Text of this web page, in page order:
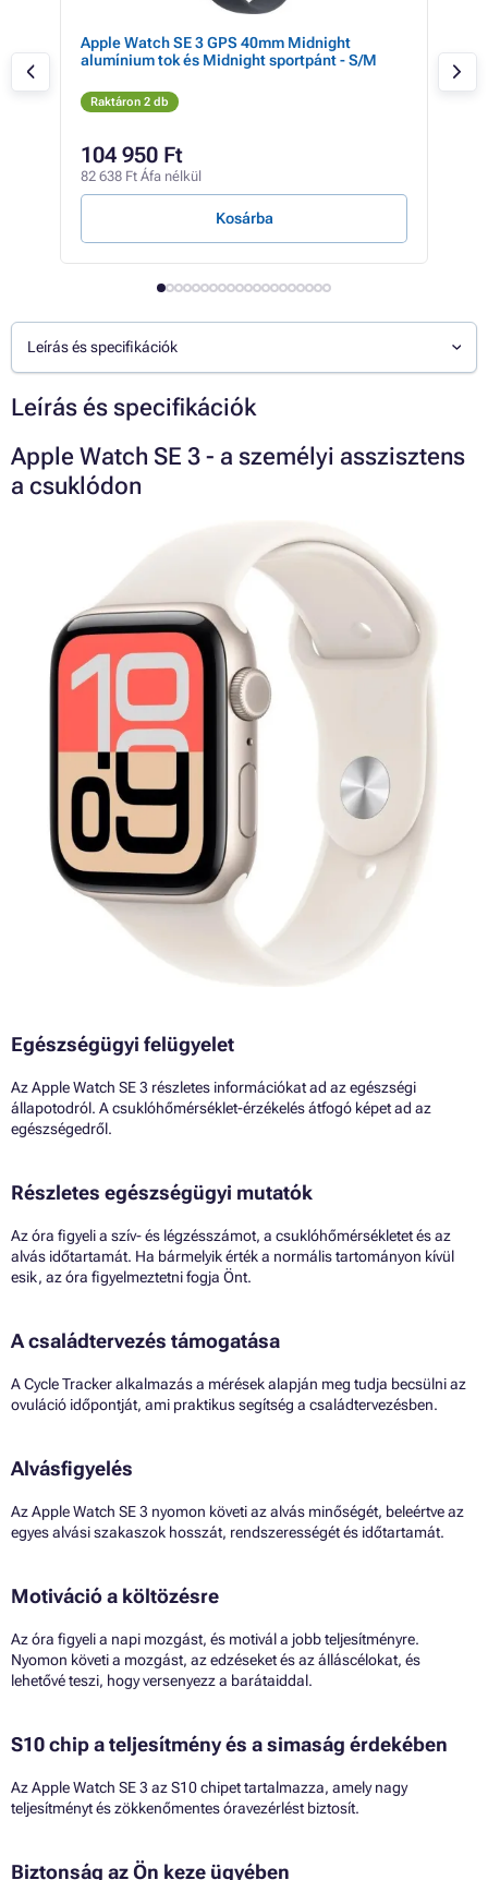
Apple Watch SE 3 GPS 40mm Midnight
alumínium tok és Midnight sportpánt - S/M
Raktáron 2 db
104 950 Ft
82 638 Ft Áfa nélkül
Kosárba
Leírás és specifikációk
Leírás és specifikációk
Apple Watch SE 3 - a személyi asszisztens
a csuklódon
Egészségügyi felügyelet
Az Apple Watch SE 3 részletes információkat ad az egészségi
állapotodról. A csuklóhőmérséklet-érzékelés átfogó képet ad az
egészségedről.
Részletes egészségügyi mutatók
Az óra figyeli a szív- és légzésszámot, a csuklóhőmérsékletet és az
alvás időtartamát. Ha bármelyik érték a normális tartományon kívül
esik, az óra figyelmeztetni fogja Önt.
A családtervezés támogatása
A Cycle Tracker alkalmazás a mérések alapján meg tudja becsülni az
ovuláció időpontját, ami praktikus segítség a családtervezésben.
Alvásfigyelés
Az Apple Watch SE 3 nyomon követi az alvás minőségét, beleértve az
egyes alvási szakaszok hosszát, rendszerességét és időtartamát.
Motiváció a költözésre
Az óra figyeli a napi mozgást, és motivál a jobb teljesítményre.
Nyomon követi a mozgást, az edzéseket és az álláscélokat, és
lehetővé teszi, hogy versenyezz a barátaiddal.
S10 chip a teljesítmény és a simaság érdekében
Az Apple Watch SE 3 az S10 chipet tartalmazza, amely nagy
teljesítményt és zökkenőmentes óravezérlést biztosít.
Biztonság az Ön keze ügyében